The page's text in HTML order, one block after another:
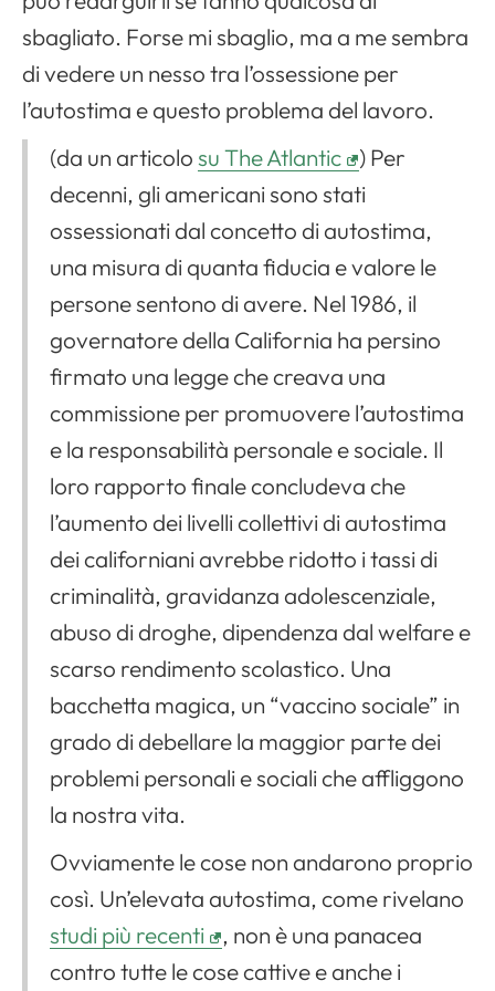
sbagliato. Forse mi sbaglio, ma a me sembra
di vedere un nesso tra l’ossessione per
l’autostima e questo problema del lavoro.
(da un articolosu The Atlantic
) Per
decenni, gli americani sono stati
ossessionati dal concetto di autostima,
una misura di quanta fiducia e valore le
persone sentono di avere. Nel 1986, il
governatore della California ha persino
firmato una legge che creava una
commissione per promuovere l’autostima
e la responsabilità personale e sociale. Il
loro rapporto finale concludeva che
l’aumento dei livelli collettivi di autostima
dei californiani avrebbe ridotto i tassi di
criminalità, gravidanza adolescenziale,
abuso di droghe, dipendenza dal welfare e
scarso rendimento scolastico. Una
bacchetta magica, un “vaccino sociale” in
grado di debellare la maggior parte dei
problemi personali e sociali che affliggono
la nostra vita.
Ovviamente le cose non andarono proprio
così. Un’elevata autostima, come rivelano
studi più recenti
, non è una panacea
contro tutte le cose cattive e anche i